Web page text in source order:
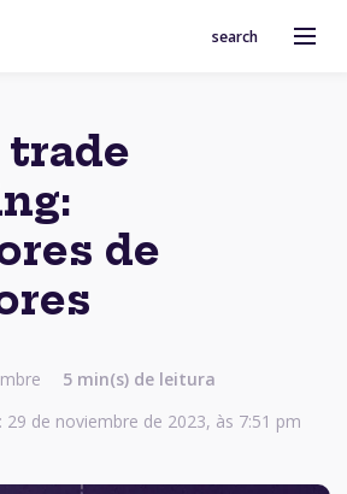
search
trade
de
5 min(s) de leitura
de noviembre de 2023, às 7:51 pm